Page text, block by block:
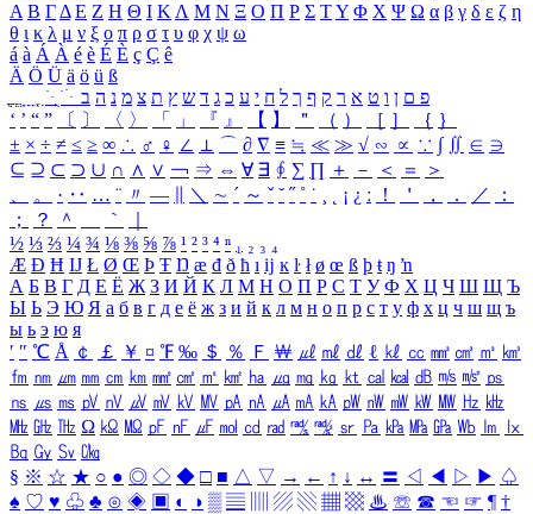
Α Β ΓΔ Ε Ζ Η Θ Ι ΚΛ Μ Ν Ξ Ο Π Ρ Σ ΤΥ Φ Χ Ψ Ω α β γ δ ε ζ η
θ ι κ λ μ ν ξ ο π ρ σ τ υ φ χ ψ ω
á à Á À é è É È ç Ç ê
Ä Ö Ü ä ö ü ß
ִֶֹ ֻּ ׁׂ פ ם ן ו ט א ר ק ף ך ל ח י ע כ ג ד ש ץ ת צ מ נ ה ב
‘ ’ “ ” 〔 〕 〈 〉 「 」 『 』 【 】 ＂ （ ） ［ ］ ｛ ｝
± × ÷ ≠ ≤ ≥ ∞ ∴ ♂ ♀ ∠ ⊥ ⌒ ∂ ∇ ≡ ≒ ≪ ≫ √ ∽ ∝ ∵ ∫ ∬ ∈ ∋
⊆ ⊇ ⊂ ⊃ ∪ ∩ ∧ ∨ ￢ ⇒ ⇔ ∀ ∃ ∮ ∑ ∏ ＋ － ＜ ＝
＞
、
。 · ‥ … ¨ 〃 ― ＼ ∼ ´ ～ ˇ ˘ ˝ ˚ ˙ ¸ ¡ ¿ ː ！ ＇ ， ． ／
：
；
？ ＾ ｀
½ ⅓ ⅔ ¼ ¾ ⅛ ⅜ ⅝ ⅞ ¹ ² ³ ⁴ ⁿ ₁ ₂ ₃ ₄
Æ Ð Ħ Ĳ Ł Ø Œ Þ Ŧ Ŋ æ đ ð ħ ı ĳ ĸ ŀ ł ø œ ß þ ŧ ŋ ŉ
А Б В Г Д Е Ё Ж З И Й К Л М Н О П Р С Т У Ф Х Ц Ч Ш Щ Ъ
Ы Ь Э Ю Я а б в г д е ё ж з и й к л м н о п р с т у ф х ц ч ш щ ъ
ы ь э ю я
′ ″ ℃ Å ￠ ￡ ￥ ¤ ℉ ‰ ＄ ％ Ｆ ￦ ㎕ ㎖ ㎗ ℓ ㎘ ㏄ ㎣ ㎤ ㎥ ㎦
㎙ ㎚ ㎛ ㎜ ㎝ ㎞ ㎟ ㎠ ㎡ ㎢ ㏊ ㎍ ㎎ ㎏ ㏏ ㎈ ㎉ ㏈ ㎧ ㎨ ㎰
㎱ ㎲ ㎳ ㎴ ㎵ ㎶ ㎷ ㎸ ㎹ ㎀ ㎁ ㎂ ㎃ ㎄ ㎺ ㎻ ㎽ ㎾ ㎿ ㎐ ㎑
㎒ ㎓ ㎔ Ω ㏀ ㏁ ㎊ ㎋ ㎌ ㏖ ㏅ ㎭ ㎮ ㎯ ㏛ ㎩ ㎪ ㎫ ㎬ ㏝ ㏐
㏓
㏃ ㏉ ㏜ ㏆
§ ※ ☆ ★ ○ ● ◎ ◇ ◆ □ ■ △ ▽ → ← ↑ ↓ ↔ 〓 ◁ ◀ ▷ ▶ ♤
♠ ♡ ♥ ♧ ♣ ⊙ ◈ ▣ ◐ ◑ ▒ ▤ ▨ ▧ ▦ ▩ ♨ ☏ ☎ ☜ ☞ ¶ †